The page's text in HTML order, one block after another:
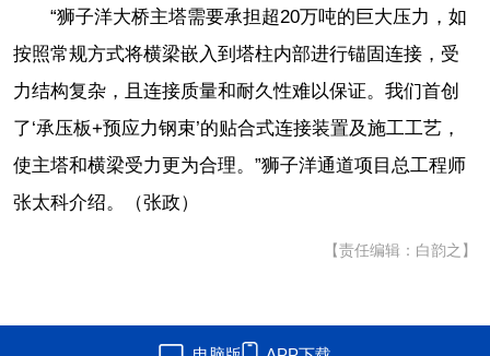
“狮子洋大桥主塔需要承担超20万吨的巨大压力，如
按照常规方式将横梁嵌入到塔柱内部进行锚固连接，受
力结构复杂，且连接质量和耐久性难以保证。我们首创
了‘承压板+预应力钢束’的贴合式连接装置及施工工艺，
使主塔和横梁受力更为合理。”狮子洋通道项目总工程师
张太科介绍。（张政）
【责任编辑：白韵之】